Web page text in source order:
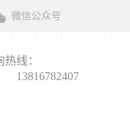
微信公众号
线：
13816782407